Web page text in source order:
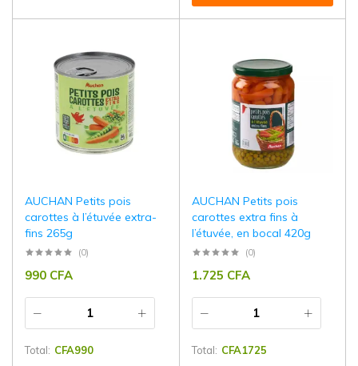
AUCHAN Petits pois
carottes à l’étuvée extra-
fins 265g
(0)
990 CFA
Total: CFA990
AUCHAN Petits pois
carottes extra fins à
l’étuvée, en bocal 420g
(0)
1.725 CFA
Total: CFA1725